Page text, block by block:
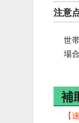
注意
世
場
補
【